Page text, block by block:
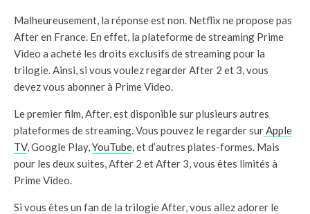
Malheureusement, la réponse est non. Netflix ne propose pas
After en France. En effet, la plateforme de streaming Prime
Video a acheté les droits exclusifs de streaming pour la
trilogie. Ainsi, si vous voulez regarder After 2 et 3, vous
devez vous abonner à Prime Video.
Le premier film, After, est disponible sur plusieurs autres
plateformes de streaming. Vous pouvez le regarder surApple
TV, Google Play,YouTube, et d’autres plates-formes. Mais
pour les deux suites, After 2 et After 3, vous êtes limités à
Prime Video.
Si vous êtes un fan de la trilogie After, vous allez adorer le